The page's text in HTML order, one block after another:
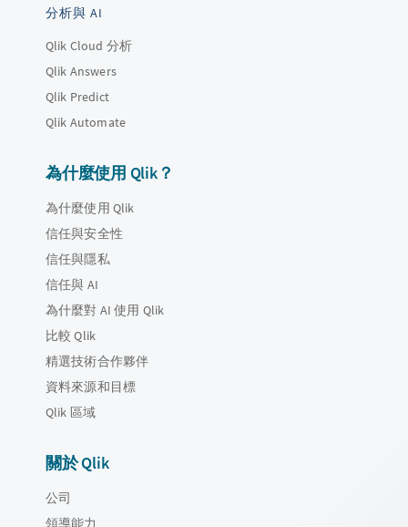
分析與 AI
Qlik Cloud 分析
Qlik Answers
Qlik Predict
Qlik Automate
為什麼使用 Qlik？
為什麼使用 Qlik
信任與安全性
信任與隱私
信任與 AI
為什麼對 AI 使用 Qlik
比較 Qlik
精選技術合作夥伴
資料來源和目標
Qlik 區域
關於 Qlik
公司
領導能力